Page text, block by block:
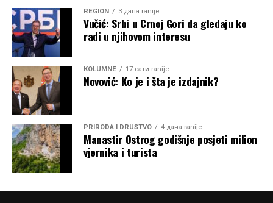
REGION 3 дана ranije
Vučić: Srbi u Crnoj Gori da gledaju ko
radi u njihovom interesu
KOLUMNE 17 сати ranije
Novović: Ko je i šta je izdajnik?
PRIRODA I DRUŠTVO 4 дана ranije
Manastir Ostrog godišnje posjeti milion
vjernika i turista